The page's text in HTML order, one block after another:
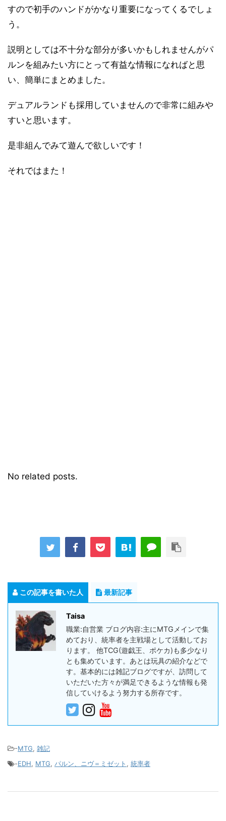
すので初手のハンドがかなり重要になってくるでしょ
う。
説明としては不十分な部分が多いかもしれませんがパ
ルンを組みたい方にとって有益な情報になればと思
い、簡単にまとめました。
デュアルランドも採用していませんので非常に組みや
すいと思います。
是非組んでみて遊んで欲しいです！
それではまた！
No related posts.
この記事を書いた人 最新記事
Taisa
職業:自営業 ブログ内容:主にMTGメインで集
めており、統率者を主戦場として活動してお
ります。 他TCG(遊戯王、ポケカ)も多少なり
とも集めています。あとは玩具の紹介などで
す。基本的には雑記ブログですが、訪問して
いただいた方々が満足できるような情報も発
信していけるよう努力する所存です。
-MTG, 雑記
-EDH, MTG, パルン、ニヴ＝ミゼット , 統率者